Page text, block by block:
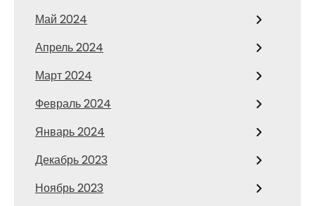
Май 2024
Апрель 2024
Март 2024
Февраль 2024
Январь 2024
Декабрь 2023
Ноябрь 2023